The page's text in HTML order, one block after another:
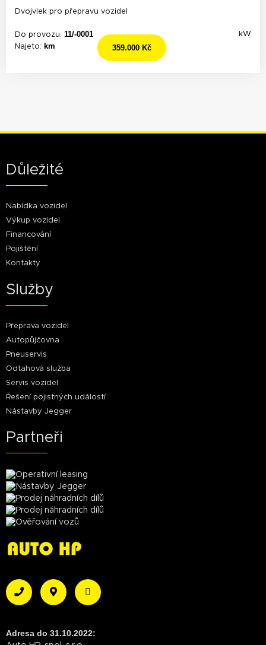
Dvojvlek pro přepravu vozidel
Do provozu: 11/-0001
Najeto: km
kW
359.000 Kč
Důležité
Nabídka vozidel
Výkup vozidel
Financování
Pojištění
Kontakty
Služby
Přeprava vozidel
Autopůjčovna
Pneuservis
Odtahová služba
Servis vozidel
Řešení pojistných událostí
Nástavby Jegger
Partneři
Adresa do 31.10.2022: